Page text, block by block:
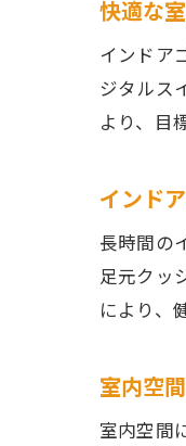
快適な
インドア
ジタルス
より、目
インド
長時間の
足元クッ
により、
室内空
室内空間